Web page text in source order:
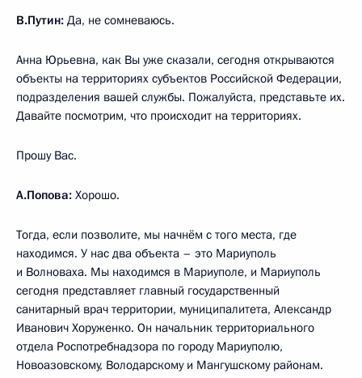
В.Путин: Да, не сомневаюсь.
Анна Юрьевна, как Вы уже сказали, сегодня открываются
объекты на территориях субъектов Российской Федерации,
подразделения вашей службы. Пожалуйста, представьте их.
Давайте посмотрим, что происходит на территориях.
Прошу Вас.
А.Попова: Хорошо.
Тогда, если позволите, мы начнём с того места, где
находимся. У нас два объекта – это Мариуполь
и Волноваха. Мы находимся в Мариуполе, и Мариуполь
сегодня представляет главный государственный
санитарный врач территории, муниципалитета, Александр
Иванович Хоруженко. Он начальник территориального
отдела Роспотребнадзора по городу Мариуполю,
Новоазовскому, Володарскому и Мангушскому районам.